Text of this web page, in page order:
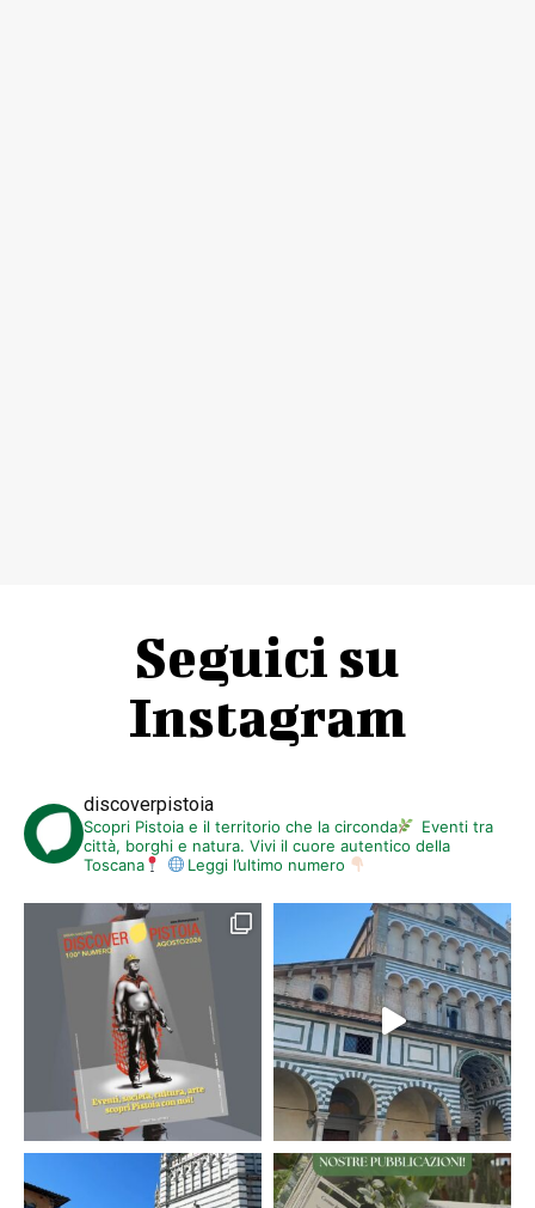
Seguici su
Instagram
discoverpistoia
Scopri Pistoia e il territorio che la circonda
Eventi tra
città, borghi e natura. Vivi il cuore autentico della
Toscana
Leggi l’ultimo numero